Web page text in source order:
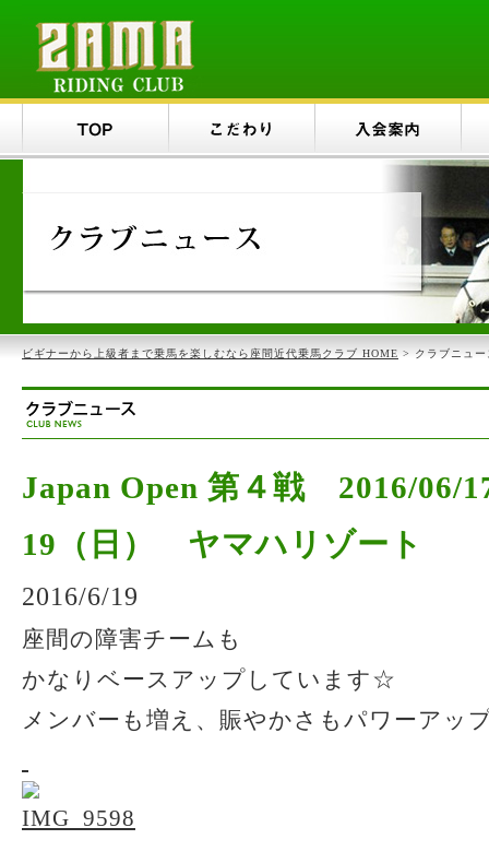
ビギナーから上級者まで乗馬を楽しむなら座間近代乗馬クラブ HOME > クラブニュー
Japan Open 第４戦 2016/06/
19（日） ヤマハリゾート
2016/6/19
座間の障害チームも
かなりベースアップしています☆
メンバーも増え、賑やかさもパワーアッ